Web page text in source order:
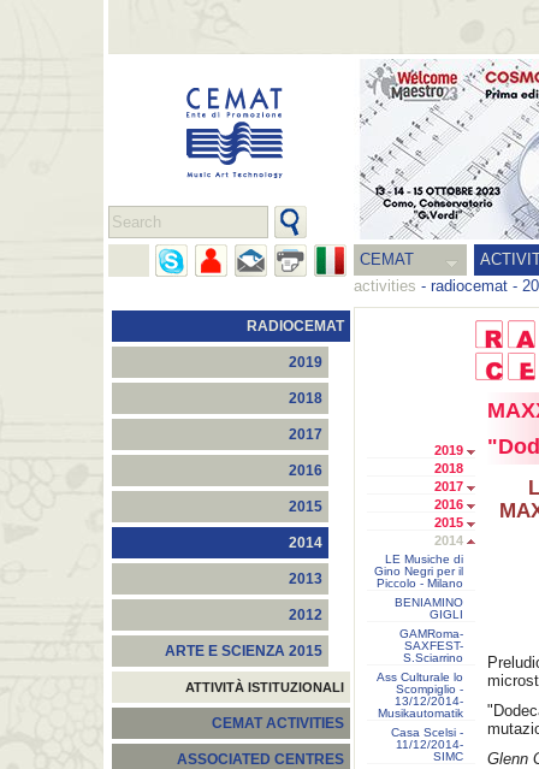
CEMAT
activities - radiocemat -
RADIOCEMAT
2019
2018
2017
2016
2015
2014
2013
2012
ARTE E SCIENZA 2015
ATTIVITÀ ISTITUZIONALI
CEMAT ACTIVITIES
ASSOCIATED CENTRES
2019
2018
2017
2016
2015
2014
LE Musiche di
Gino Negri per il
Piccolo - Milano
BENIAMINO
GIGLI
GAMRoma-
SAXFEST-
S.Sciarrino
Ass Culturale lo
Scompiglio -
13/12/2014-
Musikautomatik
Casa Scelsi -
11/12/2014-
SIMC
Glenn